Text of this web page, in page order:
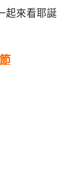
起來看耶誕